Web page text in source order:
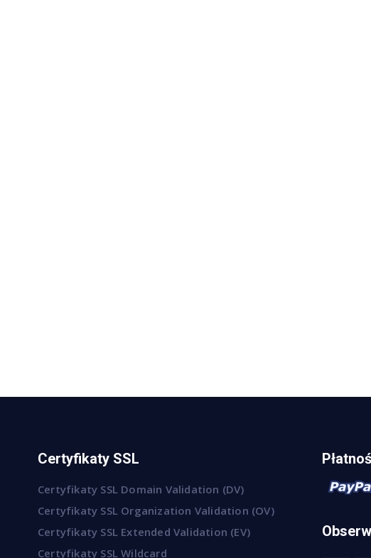
Certyfikaty SSL
Certyfikaty SSL Domain Validation (DV)
Certyfikaty SSL Organization Validation (OV)
Certyfikaty SSL Extended Validation (EV)
Certyfikaty SSL Wildcard